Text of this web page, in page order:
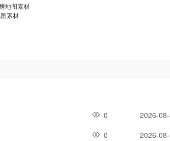
地图素材
素材
0 2026-
0 2026-